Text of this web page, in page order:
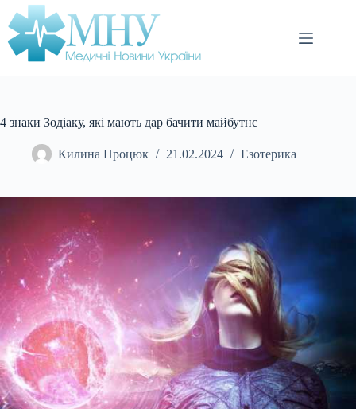
Перейти
до
вмісту
4 знаки Зодіаку, які мають дар бачити майбутнє
Килина Процюк 21.02.2024 Езотерика